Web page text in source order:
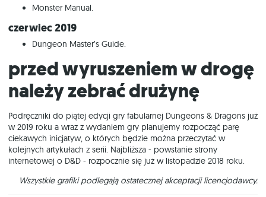
Monster Manual.
czerwiec 2019
Dungeon Master’s Guide.
Przed wyruszeniem w drogę
należy zebrać drużynę
Podręczniki do piątej edycji gry fabularnej Dungeons & Dragons już
w 2019 roku a wraz z wydaniem gry planujemy rozpocząć parę
ciekawych inicjatyw, o których będzie można przeczytać w
kolejnych artykułach z serii. Najbliższa - powstanie strony
internetowej o D&D - rozpocznie się już w listopadzie 2018 roku.
Wszystkie grafiki podlegają ostatecznej akceptacji licencjodawcy.